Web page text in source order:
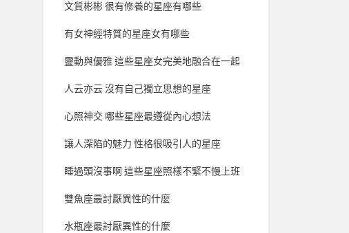
文質彬彬 很有修養的星座有哪些
有女神經特質的星座女有哪些
靈動與優雅 這些星座女完美地融合在一起
人云亦云 沒有自己獨立思想的星座
心照神交 哪些星座最遵從內心想法
讓人深陷的魅力 性格很吸引人的星座
睡過頭沒事啊 這些星座照樣不緊不慢上班
雙魚座最討厭異性的什麼
水瓶座最討厭異性的什麼